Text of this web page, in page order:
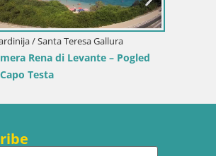
Slovenija / Savinjska / Velenje
Web kamera Velenjsko jezero – Plaža
Velenje uživo